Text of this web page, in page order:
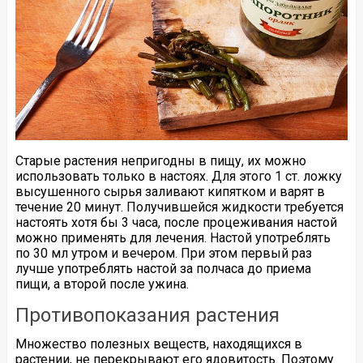
Старые растения непригодны в пищу, их можно
использовать только в настоях. Для этого 1 ст. ложку
высушенного сырья заливают кипятком и варят в
течение 20 минут. Получившейся жидкости требуется
настоять хотя бы 3 часа, после процеживания настой
можно применять для лечения. Настой употреблять
по 30 мл утром и вечером. При этом первый раз
лучше употреблять настой за полчаса до приема
пищи, а второй после ужина.
Противопоказания растения
Множество полезных веществ, находящихся в
растении, не перекрывают его ядовитость. Поэтому